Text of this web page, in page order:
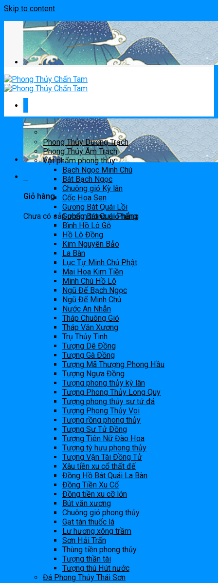
Skip to content
Giỏ hàng
Chưa có sản phẩm trong giỏ hàng.
Phong Thủy Dương Trạch
Phong Thủy Âm Trạch
Vật phẩm phong thủy
Bạch Ngọc Minh Chú
Bát Bạch Ngọc
Chuông gió Kỳ lân
Cốc Hoa Sen
Gương Bát Quái Lồi
Gương Bát Quái Phẳng
Bình Hồ Lô Gỗ
Hồ Lô Đồng
Kim Nguyên Bảo
La Bàn
Lục Tự Minh Chú Phật
Mai Hoa Kim Tiền
Minh Chú Hồ Lô
Ngũ Đế Bạch Ngọc
Ngũ Đế Minh Chú
Nước An Nhẫn
Tháp Chuông Gió
Tháp Văn Xương
Trụ Thủy Tinh
Tượng Dê Đồng
Tượng Gà Đồng
Tượng Mã Thượng Phong Hầu
Tượng Ngựa Đồng
Tượng phong thủy kỳ lân
Tượng Phong Thủy Long Quy
Tượng phong thủy sư tử đá
Tượng Phong Thủy Voi
Tượng rồng phong thủy
Tượng Sư Tử Đồng
Tượng Tiên Nữ Đào Hoa
Tượng tỳ hưu phong thủy
Tượng Vận Tài Đồng Tử
Xâu tiền xu cổ thất đế
Đồng Hồ Bát Quái La Bàn
Đồng Tiền Xu Cổ
Đồng tiền xu cỡ lớn
Bút văn xương
Chuông gió phong thủy
Gạt tàn thuốc lá
Lư hương xông trầm
Sơn Hải Trấn
Thùng tiền phong thủy
Tượng thần tài
Tượng thú Hút nước
Đá Phong Thủy Thái Sơn